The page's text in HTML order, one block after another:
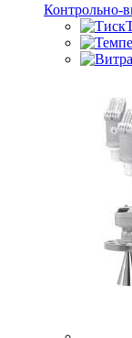
Контрольно-